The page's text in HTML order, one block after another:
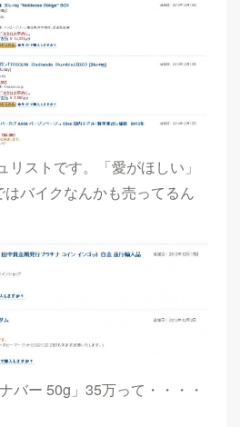
リストです。「愛がほしい」
バイクなんかも売ってるん
バー 50g」35万って・・・・